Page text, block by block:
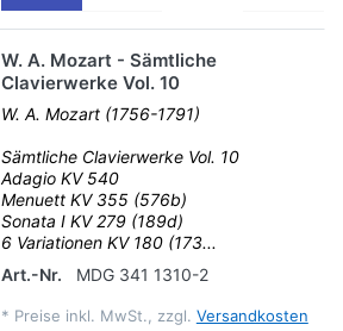
W. A. Mozart - Sämtliche
Clavierwerke Vol. 10
W. A. Mozart (1756-1791)
Sämtliche Clavierwerke Vol. 10
Adagio KV 540
Menuett KV 355 (576b)
Sonata I KV 279 (189d)
6 Variationen KV 180 (173...
Art.-Nr.
MDG 341 1310-2
* Preise inkl. MwSt., zzgl. Versandkosten